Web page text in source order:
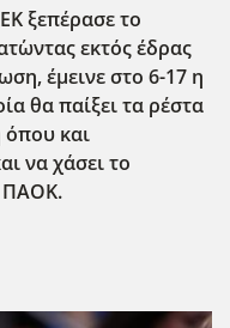
ξεπέρασε το
εκτός έδρας
έμεινε στο 6-17 η
θα παίξει τα ρέστα
όπου και
να χάσει το
ΠΑΟΚ.